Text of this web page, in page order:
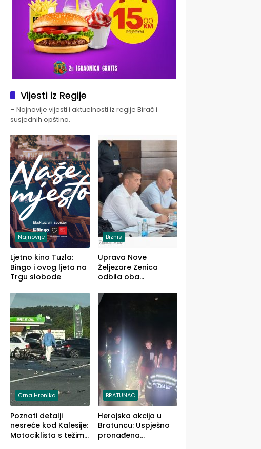
Vijesti iz Regije
– Najnovije vijesti i aktuelnosti iz regije Birač i
susjednih opština.
Najnovije
Ljetno kino Tuzla:
Bingo i ovog ljeta na
Trgu slobode
Biznis
Uprava Nove
Željezare Zenica
odbila oba
FBiH: Ustrajni da je
stečaj jedino rješenje
Crna Hronika
Poznati detalji
nesreće kod Kalesije:
Motociklista s težim,
BRATUNAC
Herojska akcija u
Bratuncu: Uspješno
pronađena